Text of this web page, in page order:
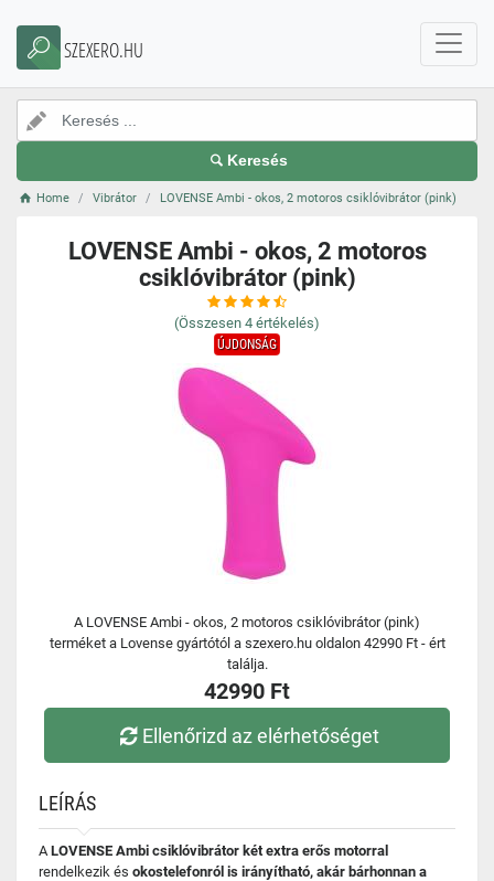
SZEXERO.HU
Keresés
Home Vibrátor LOVENSE Ambi - okos, 2 motoros csiklóvibrátor (pink)
LOVENSE Ambi - okos, 2 motoros
csiklóvibrátor (pink)
(Összesen 4 értékelés)
ÚJDONSÁG
A LOVENSE Ambi - okos, 2 motoros csiklóvibrátor (pink)
terméket a Lovense gyártótól a szexero.hu oldalon 42990 Ft - ért
találja.
42990 Ft
Ellenőrizd az elérhetőséget
LEÍRÁS
ALOVENSE Ambi csiklóvibrátor két extra erős motorral
rendelkezik és okostelefonról is irányítható, akár bárhonnan a